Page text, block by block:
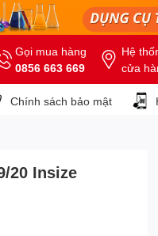
Gọi mua hàng
0856 663 669
Hệ
cửa
Chính sách bảo mật
20 Insize